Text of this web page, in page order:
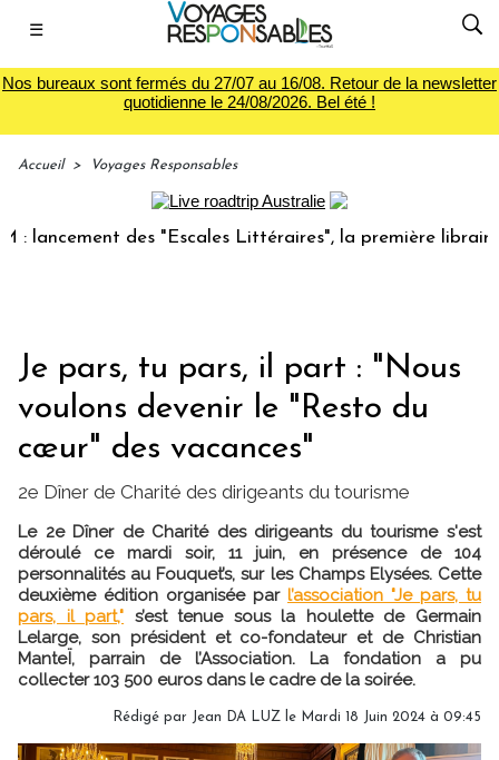
☰
Nos bureaux sont fermés du 27/07 au 16/08. Retour de la newsletter
quotidienne le 24/08/2026. Bel été !
Accueil > Voyages Responsables
des "Escales Littéraires", la première librairie du
Je pars, tu pars, il part : "Nous
voulons devenir le "Resto du
cœur" des vacances"
2e Dîner de Charité des dirigeants du tourisme
Le 2e Dîner de Charité des dirigeants du tourisme s'est
déroulé ce mardi soir, 11 juin, en présence de 104
personnalités au Fouquet’s, sur les Champs Elysées. Cette
deuxième édition organisée par l’association "Je pars, tu
pars, il part," s’est tenue sous la houlette de Germain
Lelarge, son président et co-fondateur et de Christian
ManteÏ, parrain de l’Association. La fondation a pu
collecter 103 500 euros dans le cadre de la soirée.
Rédigé par Jean DA LUZ le Mardi 18 Juin 2024 à 09:45